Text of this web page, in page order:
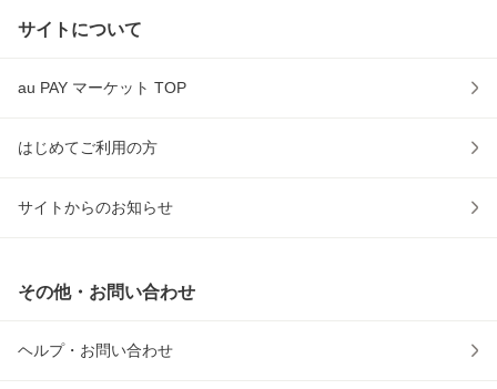
サイトについて
au PAY マーケット TOP
はじめてご利用の方
サイトからのお知らせ
その他・お問い合わせ
ヘルプ・お問い合わせ